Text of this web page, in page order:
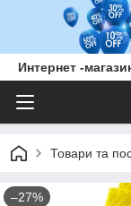
Интернет -
Товари та
–27%